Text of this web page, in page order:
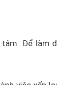
Để làm